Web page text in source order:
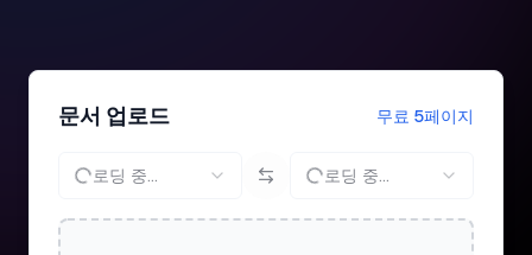
문서 업로드 무료 5페이지
로딩 중... 로딩 중...